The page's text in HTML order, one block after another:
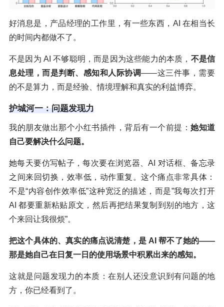
好消息是，产品经理的工作里，有一些东西，AI 在相当长
的时间内都做不了。
不是因为 AI 不够聪明，而是因为这些能力的本质， 不是信
息处理，而是判断、感知和人际协调——这三件事，需要
的不是算力，而是经验、情境理解和真实的利益博弈。
护城河一：问题发现力
我的朋友做出那个小红书插件，背后有一个前提： 她知道
自己要解决什么问题。
她每天要仿写帖子，每次要在浏览器、AI 对话框、备忘录
之间来回切换，效率低，动作重复。这个痛点非常具体：
不是“内容创作效率低”这种宽泛的描述，而是”我每次打开
AI 都要重新粘贴原文，然后再把结果复制到别的地方，这
个来回让我很烦”。
把这个具体的、真实的痛点说清楚，是AI帮不了她的——
那是她自己在日复一日的使用场景中积累出来的感知。
这就是问题发现力的本质：在别人还没意识到有问题的地
方，你已经看到了。